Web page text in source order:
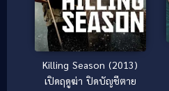
Killing Season (2013)
เปิดฤดูฆ่า ปิดบัญชีตาย